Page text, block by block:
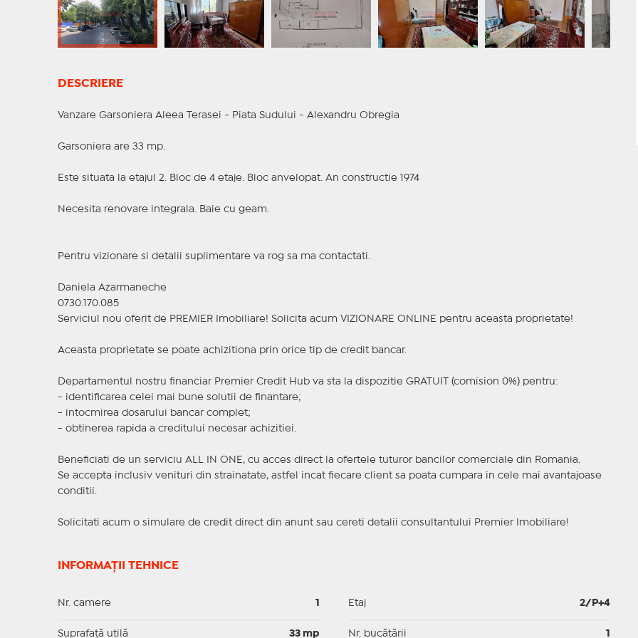
DESCRIERE
Vanzare Garsoniera Aleea Terasei - Piata Sudului - Alexandru Obregia
Garsoniera are 33 mp.
Este situata la etajul 2. Bloc de 4 etaje. Bloc anvelopat. An constructie 1974
Necesita renovare integrala. Baie cu geam.
Pentru vizionare si detalii suplimentare va rog sa ma contactati.
Daniela Azarmaneche
0730.170.085
Serviciul nou oferit de PREMIER Imobiliare! Solicita acum VIZIONARE ONLINE pentru aceasta proprietate!
Aceasta proprietate se poate achizitiona prin orice tip de credit bancar.
Departamentul nostru financiar Premier Credit Hub va sta la dispozitie GRATUIT (comision 0%) pentru:
- identificarea celei mai bune solutii de finantare;
- intocmirea dosarului bancar complet;
- obtinerea rapida a creditului necesar achizitiei.
Beneficiati de un serviciu ALL IN ONE, cu acces direct la ofertele tuturor bancilor comerciale din Romania.
Se accepta inclusiv venituri din strainatate, astfel incat fiecare client sa poata cumpara in cele mai avantajoase
conditii.
Solicitati acum o simulare de credit direct din anunt sau cereti detalii consultantului Premier Imobiliare!
INFORMAȚII TEHNICE
Nr. camere
Suprafaţă utilă 33 mp
Etaj 2/P+4
Nr. bucătării